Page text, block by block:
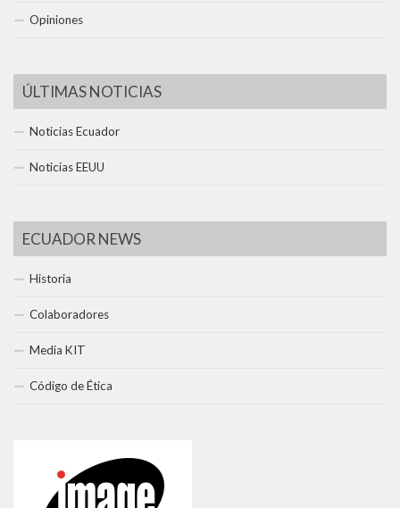
Opiniones
ÚLTIMAS NOTICIAS
Noticias Ecuador
Noticias EEUU
ECUADOR NEWS
Historia
Colaboradores
Media KIT
Código de Ética